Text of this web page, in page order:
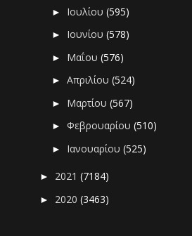
► Ιουλίου(595)
► Ιουνίου(578)
► Μαΐου(576)
►Απριλίου(524)
► Μαρτίου(567)
►Φεβρουαρίου(510)
► Ιανουαρίου(525)
► 2021(7184)
► 2020(3463)